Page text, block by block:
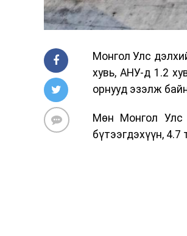
Монгол Улс
хувь, АНУ-д 1.2
орнууд эзэлж
Мөн Монгол Улс
бүтээгдэхүүн,